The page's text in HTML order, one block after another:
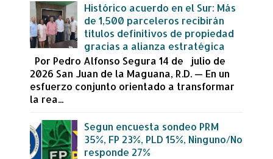
Histórico acuerdo en el Sur: Más
de 1,500 parceleros recibirán
títulos definitivos de propiedad
gracias a alianza estratégica
Por Pedro Alfonso Segura 14 de julio de
2026 San Juan de la Maguana, R.D. — En un
esfuerzo conjunto orientado a transformar
la rea...
Segun encuesta sondeo PRM
35%, FP 23%, PLD 15%, Ninguno/No
responde 27%